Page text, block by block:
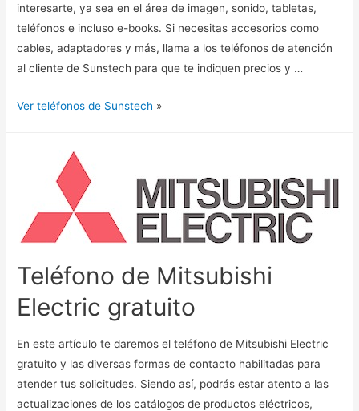
interesarte, ya sea en el área de imagen, sonido, tabletas,
teléfonos e incluso e-books. Si necesitas accesorios como
cables, adaptadores y más, llama a los teléfonos de atención
al cliente de Sunstech para que te indiquen precios y …
Ver teléfonos de Sunstech »
Teléfono de Mitsubishi
Electric gratuito
En este artículo te daremos el teléfono de Mitsubishi Electric
gratuito y las diversas formas de contacto habilitadas para
atender tus solicitudes. Siendo así, podrás estar atento a las
actualizaciones de los catálogos de productos eléctricos,